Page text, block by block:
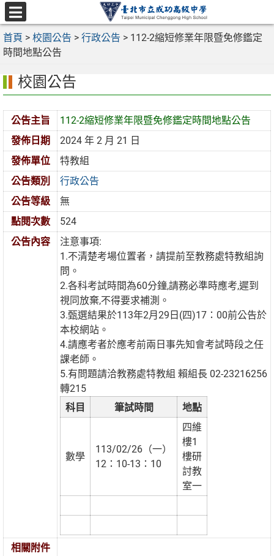
跳
至
主
要
區
選
單
首頁 > 校園公告 > 行政公告 > 112-2縮短修業年限暨免修鑑定
時間地點公告
校園公告
公告主旨
112-2縮短修業年限暨免修鑑定時間地點公告
發佈日期
2024 年 2 月 21 日
發佈單位
特教組
公告類別
行政公告
公告等級
無
點閱次數
524
公告內容
注意事項:
1.不清楚考場位置者，請提前至教務處特教組詢
問。
2.各科考試時間為60分鐘,請務必準時應考,遲到
視同放棄,不得要求補測。
3.甄選結果於113年2月29日(四)17：00前公告於
本校網站。
4.請應考者於應考前兩日事先知會考試時段之任
課老師。
5.有問題請洽教務處特教組 賴組長 02-23216256
轉215
科目
筆試時間 地點
數學
113/02/26（一）
12：10-13：10
四維
樓1
樓研
討教
室一
相關附件